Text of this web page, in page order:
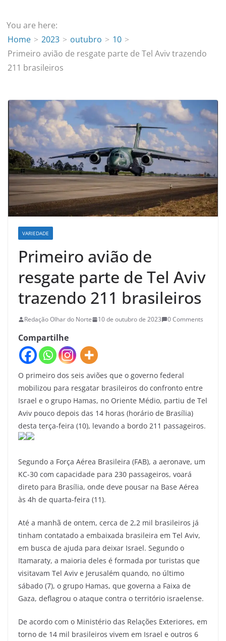
You are here:
Home
2023 outubro
10
Primeiro avião de resgate parte de Tel Aviv trazendo
211 brasileiros
VARIEDADE
Primeiro avião de
resgate parte de Tel Aviv
trazendo 211 brasileiros
Redação Olhar do Norte 10 de outubro de 2023 0 Comments
Compartilhe
O primeiro dos seis aviões que o governo federal
mobilizou para resgatar brasileiros do confronto entre
Israel e o grupo Hamas, no Oriente Médio, partiu de Tel
Aviv pouco depois das 14 horas (horário de Brasília)
desta terça-feira (10), levando a bordo 211 passageiros.
Segundo a Força Aérea Brasileira (FAB), a aeronave, um
KC-30 com capacidade para 230 passageiros, voará
direto para Brasília, onde deve pousar na Base Aérea
às 4h de quarta-feira (11).
Até a manhã de ontem, cerca de 2,2 mil brasileiros já
tinham contatado a embaixada brasileira em Tel Aviv,
em busca de ajuda para deixar Israel. Segundo o
Itamaraty, a maioria deles é formada por turistas que
visitavam Tel Aviv e Jerusalém quando, no último
sábado (7), o grupo Hamas, que governa a Faixa de
Gaza, deflagrou o ataque contra o território israelense.
De acordo com o Ministério das Relações Exteriores, em
torno de 14 mil brasileiros vivem em Israel e outros 6